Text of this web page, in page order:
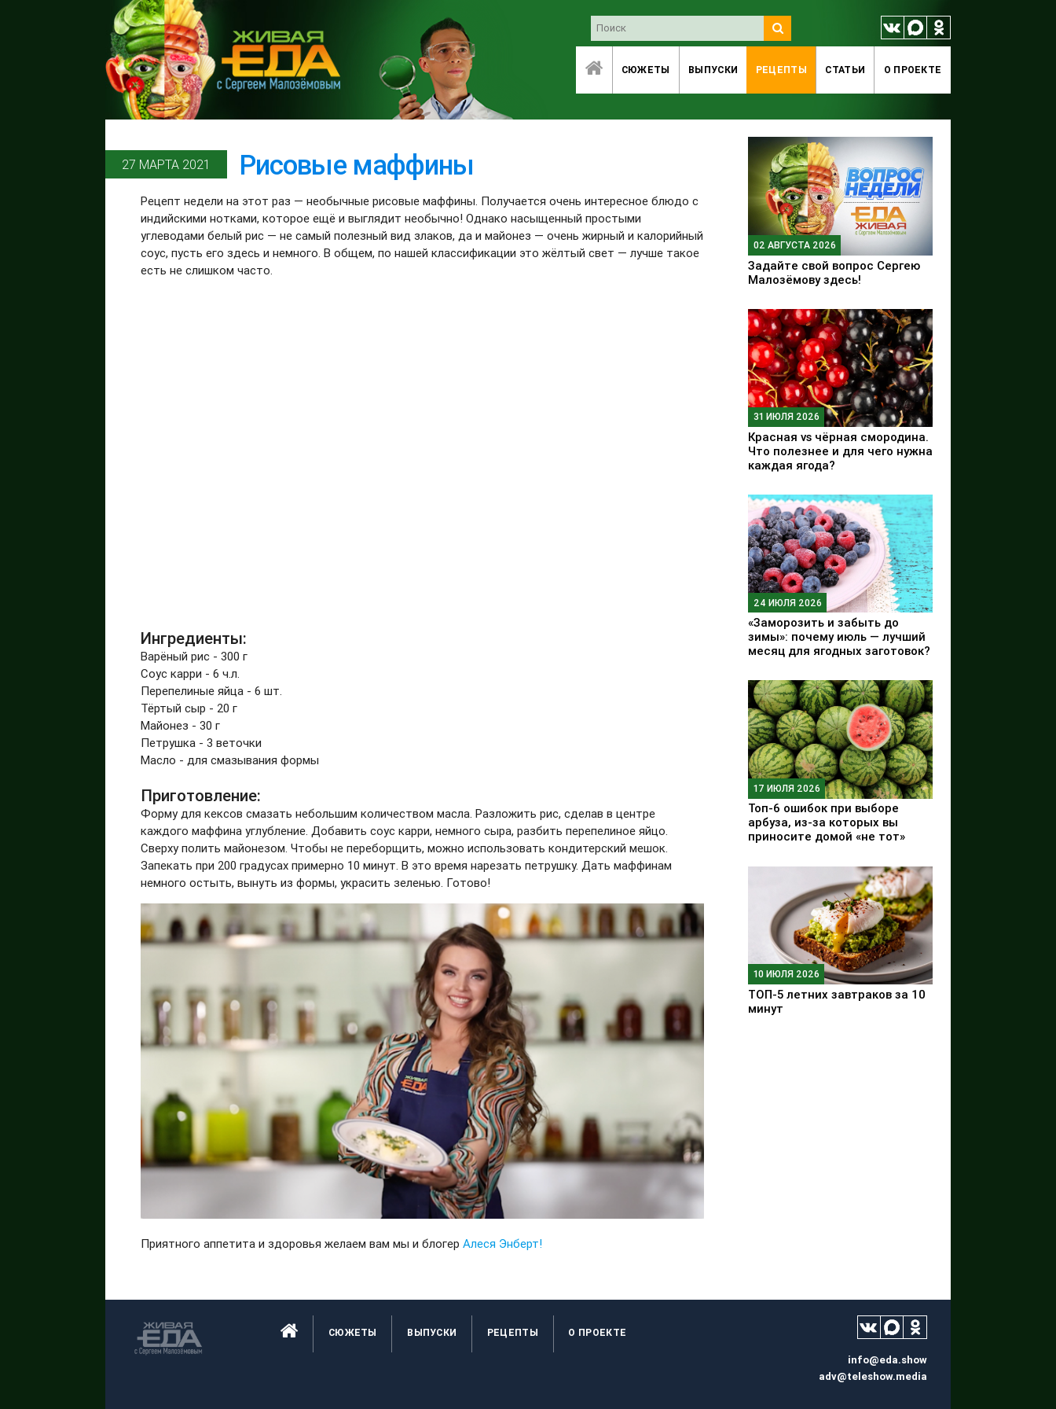
СЮЖЕТЫ ВЫПУСКИ РЕЦЕПТЫ СТАТЬИ O ПРОЕКТЕ
27 МАРТА 2021 Рисовые маффины
Рецепт недели на этот раз — необычные рисовые маффины. Получается очень интересное блюдо с
индийскими нотками, которое ещё и выглядит необычно! Однако насыщенный простыми
углеводами белый рис — не самый полезный вид злаков, да и майонез — очень жирный и калорийный
соус, пусть его здесь и немного. В общем, по нашей классификации это жёлтый свет — лучше такое
есть не слишком часто.
Ингредиенты:
Варёный рис - 300 г
Соус карри - 6 ч.л.
Перепелиные яйца - 6 шт.
Тёртый сыр - 20 г
Майонез - 30 г
Петрушка - 3 веточки
Масло - для смазывания формы
Приготовление:
Форму для кексов смазать небольшим количеством масла. Разложить рис, сделав в центре
каждого маффина углубление. Добавить соус карри, немного сыра, разбить перепелиное яйцо.
Сверху полить майонезом. Чтобы не переборщить, можно использовать кондитерский мешок.
Запекать при 200 градусах примерно 10 минут. В это время нарезать петрушку. Дать маффинам
немного остыть, вынуть из формы, украсить зеленью. Готово!
Приятного аппетита и здоровья желаем вам мы и блогерАлеся Энберт!
02 АВГУСТА 2026
Задайте свой вопрос Сергею
Малозёмову здесь!
31 ИЮЛЯ 2026
Красная vs чёрная смородина.
Что полезнее и для чего нужна
каждая ягода?
24 ИЮЛЯ 2026
«Заморозить и забыть до
зимы»: почему июль — лучший
месяц для ягодных заготовок?
17 ИЮЛЯ 2026
Топ-6 ошибок при выборе
арбуза, из-за которых вы
приносите домой «не тот»
10 ИЮЛЯ 2026
ТОП-5 летних завтраков за 10
минут
СЮЖЕТЫ ВЫПУСКИ РЕЦЕПТЫ O ПРОЕКТЕ
info@eda.show
adv@teleshow.media